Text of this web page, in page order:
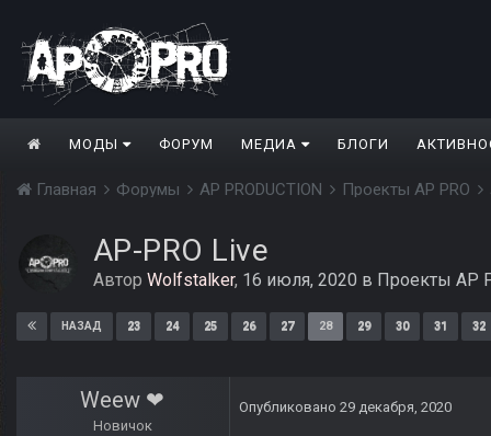
МОДЫ ФОРУМ МЕДИА БЛОГИ
Главная Форумы AP PRODUCTION Проекты AP PRO
AP-PRO Live
Автор Wolfstalker, 16 июля, 2020 в Проекты AP
НАЗАД 23 24 25 26 27 28 29 30 31 32
Weew ❤
Новичок
Опубликовано 29 декабря, 2020